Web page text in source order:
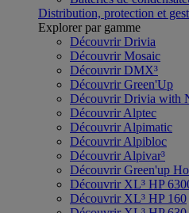
Distribution, protection et
Explorer par gamme
Découvrir Drivia
Découvrir Mosaic
Découvrir DMX³
Découvrir Green'Up
Découvrir Drivia with
Découvrir Alptec
Découvrir Alpimatic
Découvrir Alpibloc
Découvrir Alpivar³
Découvrir Green'up
Découvrir XL³ HP
Découvrir XL³ HP 160